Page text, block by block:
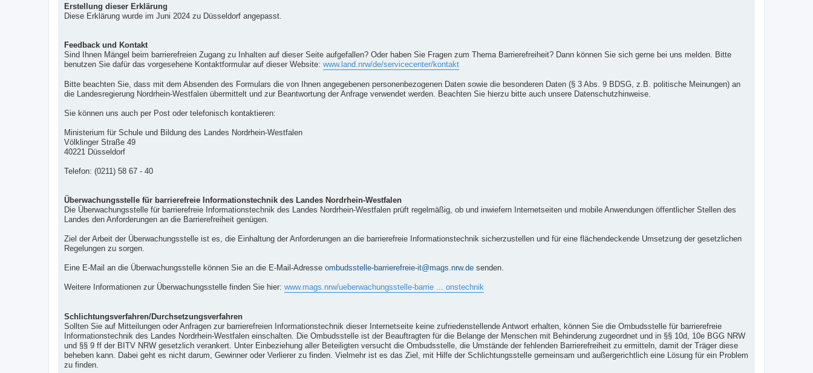
Erstellung dieser Erklärung
Diese Erklärung wurde im Juni 2024 zu Düsseldorf angepasst.
Feedback und Kontakt
Sind Ihnen Mängel beim barrierefreien Zugang zu Inhalten auf dieser Seite aufgefallen? Oder haben Sie Fragen zum Thema Barrierefreiheit? Dann können Sie sich gerne bei uns melden. Bitte
benutzen Sie dafür das vorgesehene Kontaktformular auf dieser Website: www.land.nrw/de/servicecenter/kontakt
Bitte beachten Sie, dass mit dem Absenden des Formulars die von Ihnen angegebenen personenbezogenen Daten sowie die besonderen Daten (§ 3 Abs. 9 BDSG, z.B. politische Meinungen) an
die Landesregierung Nordrhein-Westfalen übermittelt und zur Beantwortung der Anfrage verwendet werden. Beachten Sie hierzu bitte auch unsere Datenschutzhinweise.
Sie können uns auch per Post oder telefonisch kontaktieren:
Ministerium für Schule und Bildung des Landes Nordrhein-Westfalen
Völklinger Straße 49
40221 Düsseldorf
Telefon: (0211) 58 67 - 40
Überwachungsstelle für barrierefreie Informationstechnik des Landes Nordrhein-Westfalen
Die Überwachungsstelle für barrierefreie Informationstechnik des Landes Nordrhein-Westfalen prüft regelmäßig, ob und inwiefern Internetseiten und mobile Anwendungen öffentlicher Stellen des
Landes den Anforderungen an die Barrierefreiheit genügen.
Ziel der Arbeit der Überwachungsstelle ist es, die Einhaltung der Anforderungen an die barrierefreie Informationstechnik sicherzustellen und für eine flächendeckende Umsetzung der gesetzlichen
Regelungen zu sorgen.
Eine E-Mail an die Überwachungsstelle können Sie an die E-Mail-Adresse ombudsstelle-barrierefreie-it@mags.nrw.de senden.
Weitere Informationen zur Überwachungsstelle finden Sie hier: www.mags.nrw/ueberwachungsstelle-barrie ... onstechnik
Schlichtungsverfahren/Durchsetzungsverfahren
Sollten Sie auf Mitteilungen oder Anfragen zur barrierefreien Informationstechnik dieser Internetseite keine zufriedenstellende Antwort erhalten, können Sie die Ombudsstelle für barrierefreie
Informationstechnik des Landes Nordrhein-Westfalen einschalten. Die Ombudsstelle ist der Beauftragten für die Belange der Menschen mit Behinderung zugeordnet und in §§ 10d, 10e BGG NRW
und §§ 9 ff der BITV NRW gesetzlich verankert. Unter Einbeziehung aller Beteiligten versucht die Ombudsstelle, die Umstände der fehlenden Barrierefreiheit zu ermitteln, damit der Träger diese
beheben kann. Dabei geht es nicht darum, Gewinner oder Verlierer zu finden. Vielmehr ist es das Ziel, mit Hilfe der Schlichtungsstelle gemeinsam und außergerichtlich eine Lösung für ein Problem
zu finden.